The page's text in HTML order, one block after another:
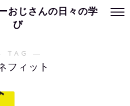
おじさんの日々の学
び
TAG ―
フィット